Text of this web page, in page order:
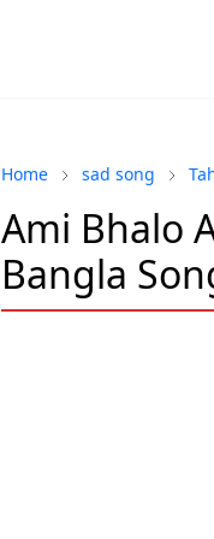
Home sad song
Ami Bhalo
Bangla